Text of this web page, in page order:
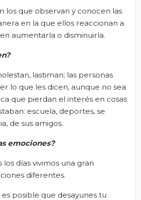
los que observan y conocen las
en la que ellos reaccionan a
aumentarla o disminuirla.
lastiman; las personas
lo que les dicen, aunque no sea
que pierdan el interés en cosas
escuela, deportes, se
de sus amigos.
emociones?
los días vivimos una gran
diferentes.
posible que desayunes tu